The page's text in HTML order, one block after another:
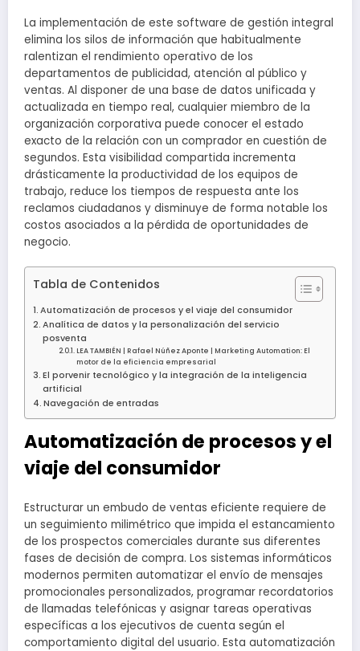
La implementación de este software de gestión integral
elimina los silos de información que habitualmente
ralentizan el rendimiento operativo de los
departamentos de publicidad, atención al público y
ventas. Al disponer de una base de datos unificada y
actualizada en tiempo real, cualquier miembro de la
organización corporativa puede conocer el estado
exacto de la relación con un comprador en cuestión de
segundos. Esta visibilidad compartida incrementa
drásticamente la productividad de los equipos de
trabajo, reduce los tiempos de respuesta ante los
reclamos ciudadanos y disminuye de forma notable los
costos asociados a la pérdida de oportunidades de
negocio.
Tabla de Contenidos
Automatización de procesos y el viaje del consumidor
Analítica de datos y la personalización del servicio
posventa
LEA TAMBIÉN | Rafael Núñez Aponte | Marketing Automation: El
motor de la eficiencia empresarial
El porvenir tecnológico y la integración de la inteligencia
artificial
Navegación de entradas
Automatización de procesos y el
viaje del consumidor
Estructurar un embudo de ventas eficiente requiere de
un seguimiento milimétrico que impida el estancamiento
de los prospectos comerciales durante sus diferentes
fases de decisión de compra. Los sistemas informáticos
modernos permiten automatizar el envío de mensajes
promocionales personalizados, programar recordatorios
de llamadas telefónicas y asignar tareas operativas
específicas a los ejecutivos de cuenta según el
comportamiento digital del usuario. Esta automatización